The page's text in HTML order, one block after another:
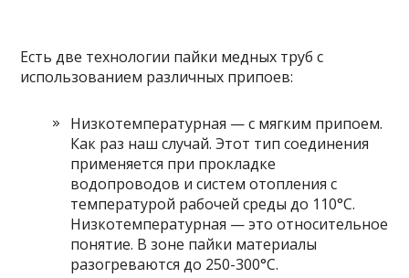
Есть две технологии пайки медных труб с
использованием различных припоев:
Низкотемпературная — с мягким припоем.
Как раз наш случай. Этот тип соединения
применяется при прокладке
водопроводов и систем отопления с
температурой рабочей среды до 110°C.
Низкотемпературная — это относительное
понятие. В зоне пайки материалы
разогреваются до 250-300°C.